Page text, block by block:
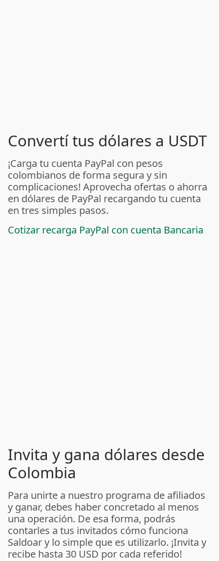
Convertí tus dólares a USDT
¡Carga tu cuenta PayPal con pesos
colombianos de forma segura y sin
complicaciones! Aprovecha ofertas o ahorra
en dólares de PayPal recargando tu cuenta
en tres simples pasos.
Cotizar recarga PayPal con cuenta Bancaria
Invita y gana dólares desde
Colombia
Para unirte a nuestro programa de afiliados
y ganar, debes haber concretado al menos
una operación. De esa forma, podrás
contarles a tus invitados cómo funciona
Saldoar y lo simple que es utilizarlo. ¡Invita y
recibe hasta 30 USD por cada referido!